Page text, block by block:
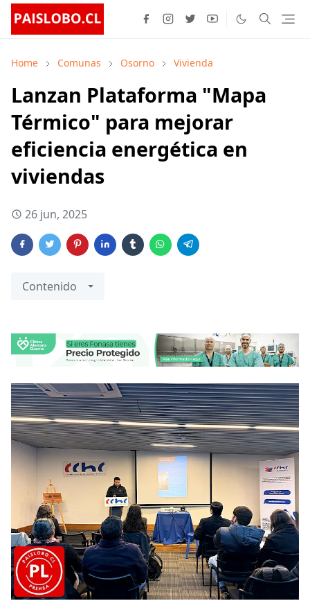
Home Comunas Osorno Vivienda
Lanzan Plataforma "Mapa
Térmico" para mejorar
eficiencia energética en
viviendas
26 jun, 2025
Contenido